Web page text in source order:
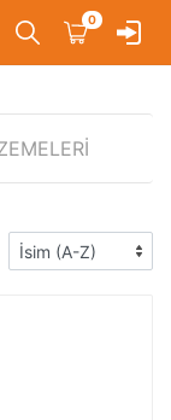
0